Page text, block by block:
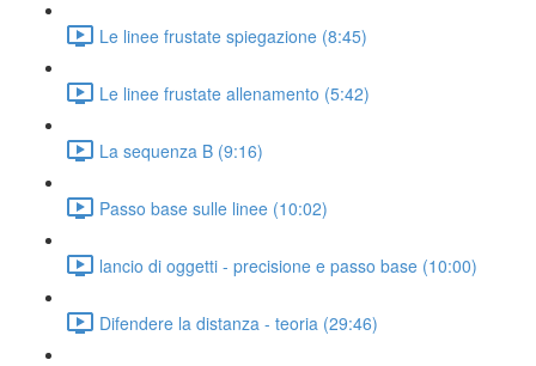
Le linee frustate spiegazione (8:45)
Le linee frustate allenamento (5:42)
La sequenza B (9:16)
Passo base sulle linee (10:02)
lancio di oggetti - precisione e passo base (10:00)
Difendere la distanza - teoria (29:46)